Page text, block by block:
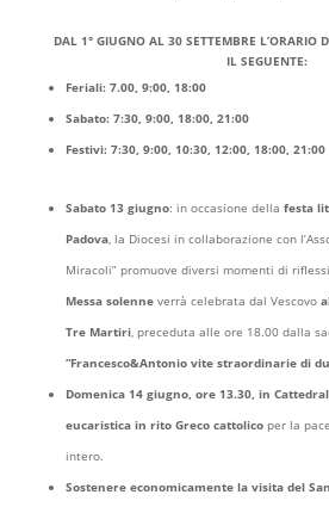
DAL 1° GIUGNO AL 30 SETTEMBRE L’ORARIO
IL SEGUENTE:
Feriali: 7.00, 9:00, 18:00
Sabato: 7:30, 9:00, 18:00, 21:00
Festivi: 7:30, 9:00, 10:30, 12:00, 18:00, 21:00
Sabato 13 giugno: in occasione della festa
Padova, la Diocesi in collaborazione con
Miracoli” promuove diversi momenti di
Messa solenneverrà celebrata dal Vescovo
Tre Martiri, preceduta alle ore 18.00 dalla
“Francesco&Antonio vite straordinarie di
Domenica 14 giugno, ore 13.30, in
eucaristica in rito Greco cattolicoper la
intero.
Sostenere economicamente la visita del